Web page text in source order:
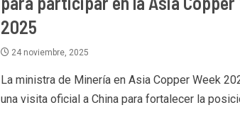
2025
24 noviembre, 2025
La ministra de Minería en Asia Copper Week
una visita oficial a China para fortalecer la